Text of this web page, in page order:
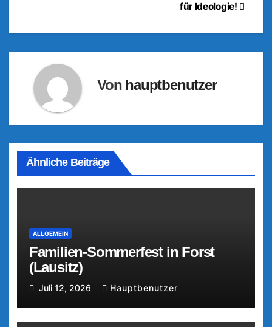
für Ideologie!
Von hauptbenutzer
Ähnliche Beiträge
ALLGEMEIN
Familien-Sommerfest in Forst
(Lausitz)
Juli 12, 2026 Hauptbenutzer